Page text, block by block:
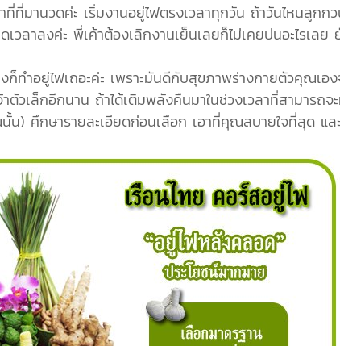
ที่ที่มานวดค่ะ เริ่มงานอยู่ไฟตรงเวลาทุกวัน ถ้าวันไหนลู
เวลาลงค่ะ พี่เค้าต้องเลิกงานเย็นเลยก็ไม่เคยบ่นอะไรเล
ทำอยู่ไฟเถอะค่ะ เพราะมันดีกับสุขภาพร่างกายตัวคุณเอ
เล็กอีกนาน ถ้าได้เติมพลังคืนมาในช่วงเวลาที่สามารถจ
น) ศึกษารายละเอียดก่อนเลือก เอาที่คุณสบายใจที่สุด แ